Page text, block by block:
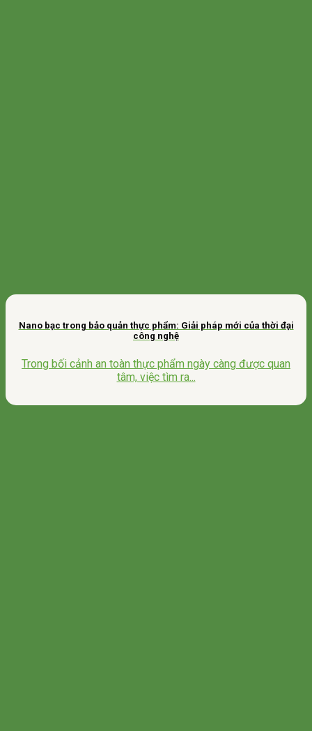
Nano bạc trong bảo quản thực phẩm: Giải pháp mới của thời đại
công nghệ
Trong bối cảnh an toàn thực phẩm ngày càng được quan
tâm, việc tìm ra...